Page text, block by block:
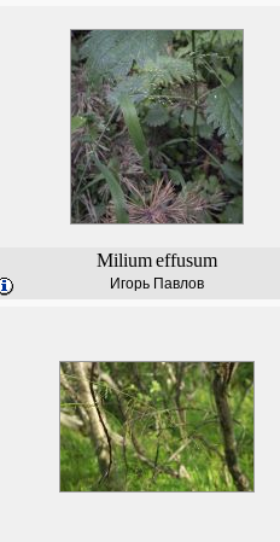
Miliumeffusum
Игорь Павлов